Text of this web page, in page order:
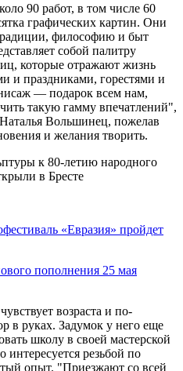
90 работ, в том числе 60
графических картин. Они
философию и быт
собой палитру
которые отражают жизнь
и праздниками, горестями и
— подарок всем нам,
такую гамму впечатлений",
Вольшинец, пожелав
и желания творить.
«Евразия» пройдет
пополнения 25 мая
возраста и по-
в руках. Задумок у него еще
школу в своей мастерской
интересуется резьбой по
опыт. "Приезжают со всей